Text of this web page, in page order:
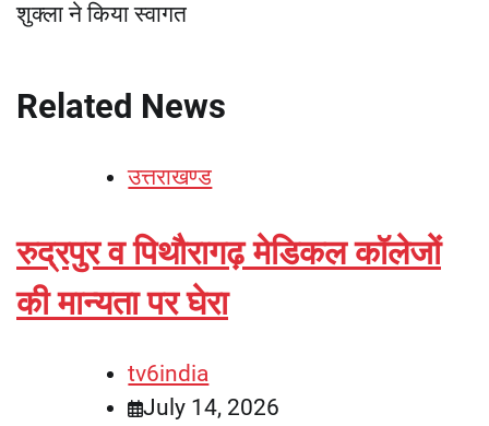
शुक्ला ने किया स्वागत
Related News
उत्तराखण्ड
रुद्रपुर व पिथौरागढ़ मेडिकल कॉलेजों
की मान्यता पर घेरा
tv6india
July 14, 2026